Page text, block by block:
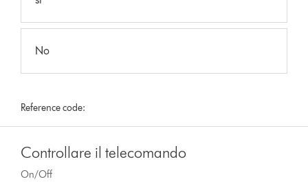
No
Reference code:
Controllare il telecomando
On/Off